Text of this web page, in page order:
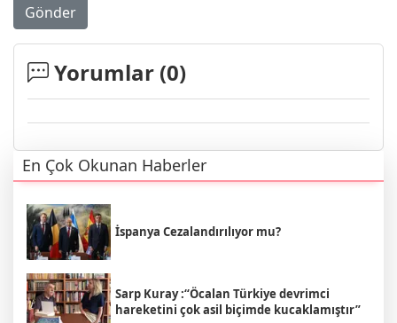
Gönder
Yorumlar (0)
En Çok Okunan Haberler
İspanya Cezalandırılıyor mu?
Sarp Kuray :“Öcalan Türkiye devrimci
hareketini çok asil biçimde kucaklamıştır”